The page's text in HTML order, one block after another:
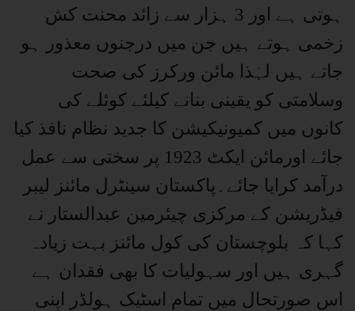
ہوتی ہے اور 3 ہزار سے زائد محنت کش
زخمی ہوتے ہیں جن میں درجنوں معذور ہو
جاتے ہیں لہٰذا مائن ورکرز کی صحت
وسلامتی کو یقینی بنانے کیلئے کوئلے کی
کانوں میں کمیونیکیشن کا جدید نظام نافذ کیا
جائے اورمائن ایکٹ 1923 پر سختی سے عمل
درآمد کرایا جائے۔پاکستان سینٹرل مائنز لیبر
فیڈریشن کے مرکزی چیئرمین عبدالستار نے
کہا کہ بلوچستان کی کول مائنز بہت زیادہ
گہری ہیں اور سہولیات کا بھی فقدان ہے
اس صورتحال میں تمام اسٹیک ہولڈر اپنی